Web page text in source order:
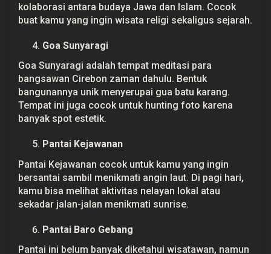
kolaborasi antara budaya Jawa dan Islam. Cocok
buat kamu yang ingin wisata religi sekaligus sejarah.
Goa Sunyaragi
Goa Sunyaragi adalah tempat meditasi para
bangsawan Cirebon zaman dahulu. Bentuk
bangunannya unik menyerupai gua batu karang.
Tempat ini juga cocok untuk hunting foto karena
banyak spot estetik.
Pantai Kejawanan
Pantai Kejawanan cocok untuk kamu yang ingin
bersantai sambil menikmati angin laut. Di pagi hari,
kamu bisa melihat aktivitas nelayan lokal atau
sekadar jalan-jalan menikmati sunrise.
Pantai Baro Gebang
Pantai ini belum banyak diketahui wisatawan, namun